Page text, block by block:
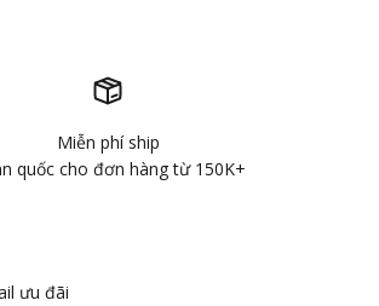
Miễn phí ship
quốc cho đơn hàng từ 150K+
ưu đãi